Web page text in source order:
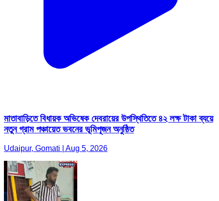
মাতাবাড়িতে বিধায়ক অভিষেক দেবরায়ের উপস্থিতিতে ৪২ লক্ষ টাকা ব্যয়ে
নতুন গ্রাম পঞ্চায়েত ভবনের ভূমিপূজন অনুষ্ঠিত
Udaipur, Gomati | Aug 5, 2026